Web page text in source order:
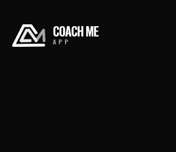
COACH ME
APP